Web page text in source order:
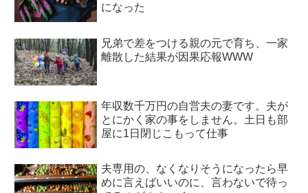
になった
兄弟で差をつける親の元で育ち、一家
離散した結果が因果応報WWW
年収数千万円の自営夫の妻です。夫が
とにかく家の事をしません。土日も部
屋に1日閉じこもって仕事
夫専用の、なくなりそうになったら早
めに言えばいいのに、言わないで待っ